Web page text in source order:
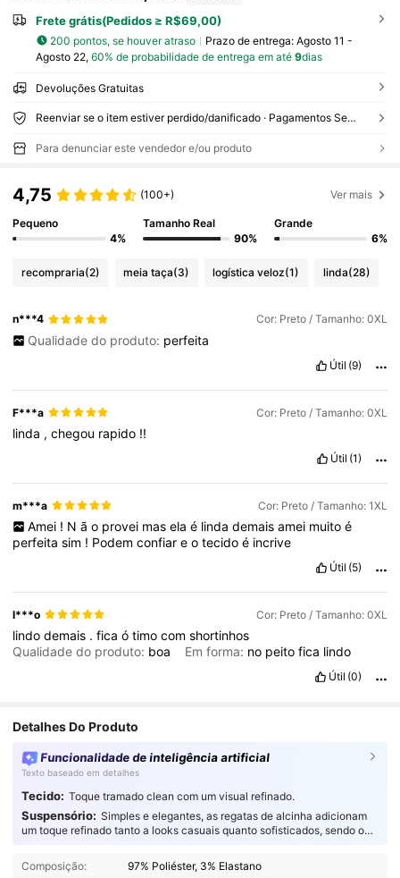
Frete grátis(Pedidos ≥ R$69,00)
200 pontos, se houver atraso Prazo de entrega: Agosto 11 -
Agosto 22, 60% de probabilidade de entrega em até 9dias
Devoluções Gratuitas
Reenviar se o item estiver perdido/danificado · Pagamentos Seguros · Proteção de privacidade
Para denunciar este vendedor e/ou produto
4,75 (100+) Ver mais
Pequeno
4%
Tamanho Real
90%
Grande
6%
recompraria(2) meia taça(3) logística veloz(1) linda(28)
n***4 Cor: Preto / Tamanho: 0XL
Qualidade do produto: perfeita
Útil (9)
F***a Cor: Preto / Tamanho: 0XL
linda ,chegou rapido !!
Útil (1)
m***a Cor: Preto / Tamanho: 1XL
Amei ! N ã o provei mas ela é linda demais amei muito é
perfeitasim ! Podemconfiareotecidoé incrive
Útil (5)
l***o Cor: Preto / Tamanho: 0XL
lindodemais .ficaótimocomshortinhos
Qualidade do produto: boa Em forma: no peitofica lindo
Útil (0)
Detalhes Do Produto
Funcionalidade de inteligência artificial
Texto baseado em detalhes
Tecido: Toque tramado clean com um visual refinado.
Suspensório: Simples e elegantes, as regatas de alcinha adicionam
um toque refinado tanto a looks casuais quanto sofisticados, sendo o
Composição:
97% Poliéster, 3% Elastano